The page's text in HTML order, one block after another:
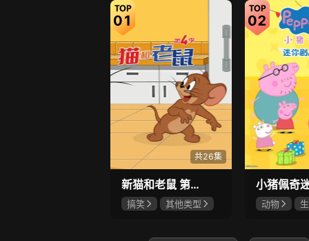
01
共26集
新猫和老鼠 第4季
搞笑 其他类型
02
动物